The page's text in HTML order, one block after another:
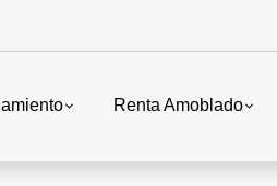
Renta Amoblado